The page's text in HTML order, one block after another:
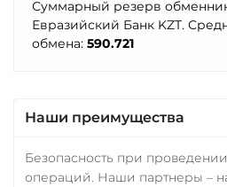
Суммарный резерв
Евразийский Банк KZT.
обмена: 590.721
Наши преимущества
Безопасность при
операций. Наши партнеры –